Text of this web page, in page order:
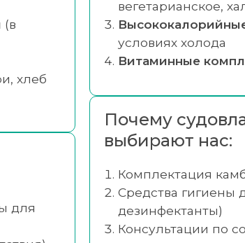
(в
хлеб
для
вегетарианское,
условиях холода
Витаминные
Почему
выбирают нас:
Комплектация
Средства гигиены
дезинфектанты)
Консультации по